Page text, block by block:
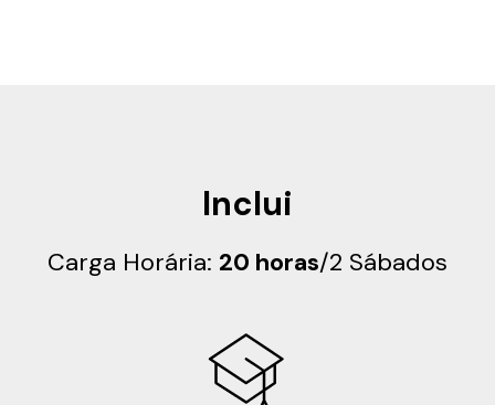
Inclui
Carga Horária: 20 horas/2 Sábados